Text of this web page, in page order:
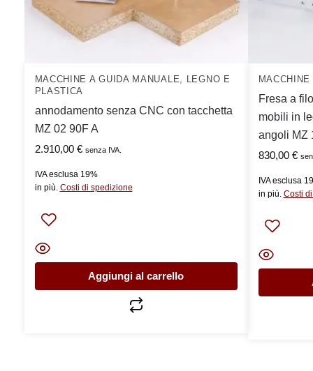
MACCHINE A GUIDA MANUALE
LEGNO E
PLASTICA
annodamento senza CNC con tacchetta
MZ 02 90F A
2.910,00 € senza IVA.
IVA esclusa 19%
in più. Costi di spedizione
Aggiungi al carrello
Fresa a
mobili in
angoli MZ
830,00 €
IVA esclusa
in più. Costi